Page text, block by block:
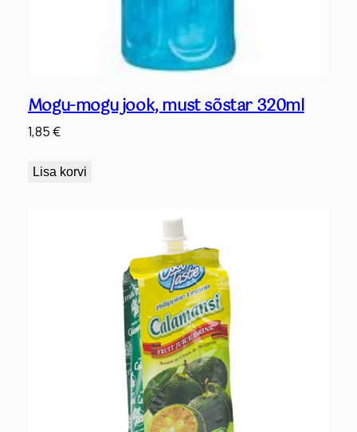
Mogu-mogu jook, must sõstar 320ml
1,85€
Lisa korvi